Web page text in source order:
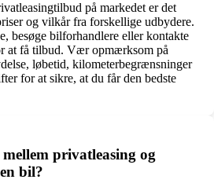
på markedet er det
og vilkår fra forskellige udbydere.
besøge bilforhandlere eller kontakte
at få tilbud. Vær opmærksom på
løbetid, kilometerbegrænsninger
for at sikre, at du får den bedste
privatleasing og
bil?